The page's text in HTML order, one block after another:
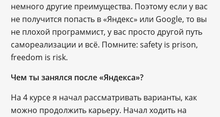
немного другие преимущества. Поэтому если у вас
не получится попасть в «Яндекс» или Google, то вы
не плохой программист, у вас просто другой путь
самореализации и всё. Помните: safety is prison,
freedom is risk.
Чем ты занялся после«Яндекса»?
На 4 курсе я начал рассматривать варианты, как
можно продолжить карьеру. Начал ходить на